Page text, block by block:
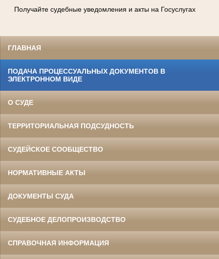
Получайте судебные уведомления и акты на Госуслугах
ГЛАВНАЯ
ПОДАЧА ПРОЦЕССУАЛЬНЫХ ДОКУМЕНТОВ В
ЭЛЕКТРОННОМ ВИДЕ
О СУДЕ
ТЕРРИТОРИАЛЬНАЯ ПОДСУДНОСТЬ
СУДЕЙСКОЕ СООБЩЕСТВО
НОРМАТИВНЫЕ АКТЫ
ДОКУМЕНТЫ СУДА
СУДЕБНОЕ ДЕЛОПРОИЗВОДСТВО
СПРАВОЧНАЯ ИНФОРМАЦИЯ